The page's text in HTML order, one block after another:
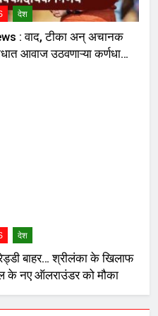
देश
: वाद, टीका अन् अचानक
आवाज उठवणाऱ्या कर्णधाराने
देश
बाहर… श्रीलंका के खिलाफ
के नए ऑलराउंडर को मौका